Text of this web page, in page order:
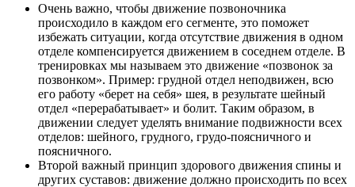
Очень важно, чтобы движение позвоночника
происходило в каждом его сегменте, это поможет
избежать ситуации, когда отсутствие движения в одном
отделе компенсируется движением в соседнем отделе. В
тренировках мы называем это движение «позвонок за
позвонком». Пример: грудной отдел неподвижен, всю
его работу «берет на себя» шея, в результате шейный
отдел «перерабатывает» и болит. Таким образом, в
движении следует уделять внимание подвижности всех
отделов: шейного, грудного, грудо-поясничного и
поясничного.
Второй важный принцип здорового движения спины и
других суставов: движение должно происходить по всех